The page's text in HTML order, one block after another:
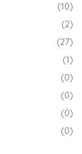
(10)
(2)
(27)
(1)
(0)
(0)
(0)
(0)